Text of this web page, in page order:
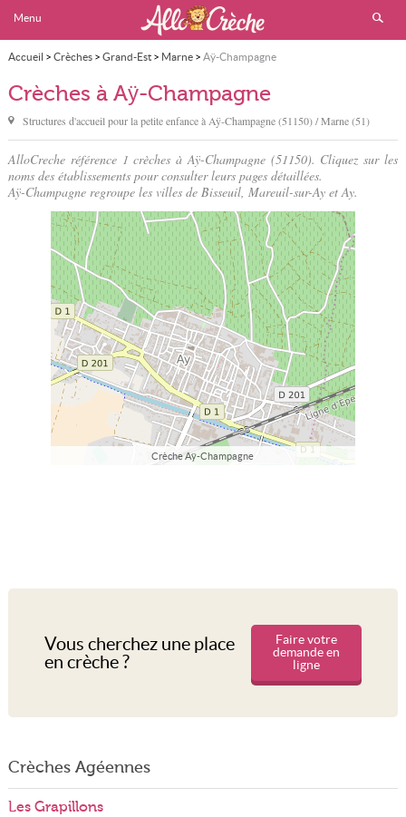
Menu
Accueil > Crèches> Grand-Est> Marne> Aÿ-Champagne
Crèches à Aÿ-Champagne
Structures d'accueil pour la petite enfance à Aÿ-Champagne(51150) / Marne (51)
AlloCreche référence 1 crèches à Aÿ-Champagne (51150). Cliquez sur les
noms des établissements pour consulter leurs pages détaillées.
Aÿ-Champagne regroupe les villes de Bisseuil, Mareuil-sur-Ay et Ay.
Crèche Aÿ-Champagne
Vous cherchez une place
en crèche ?
Faire votre
demande en
ligne
Crèches Agéennes
Les Grapillons